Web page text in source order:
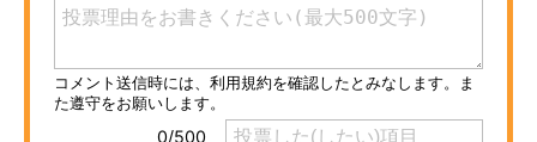
ITの今と未来を見通す
スマホと通信の最新トレンド
進化するPCとデバイスの未来